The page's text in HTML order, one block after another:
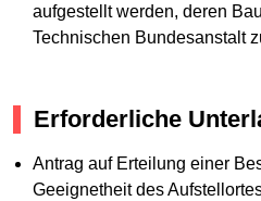
aufgestellt werden, deren
Technischen Bundesanstalt
Erforderliche
Antrag auf Erteilung einer
Geeignetheit des